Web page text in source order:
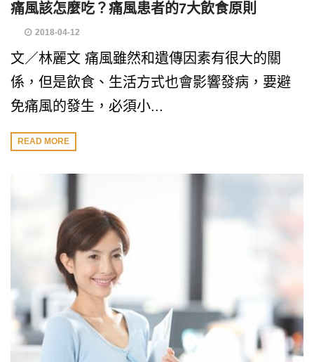
痛風該怎麼吃？痛風患者的7大飲食原則
2018-04-12
文／林麗文 痛風雖然和遺傳因素有很大的關
係，但是飲食、生活方式也會影響發病，要避
免痛風的發生，必須小...
READ MORE